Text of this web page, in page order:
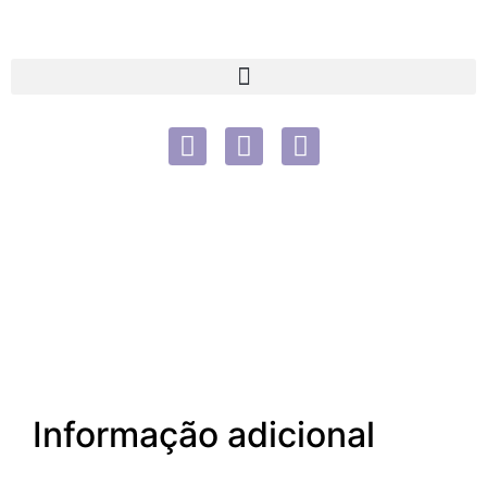
Informação adicional